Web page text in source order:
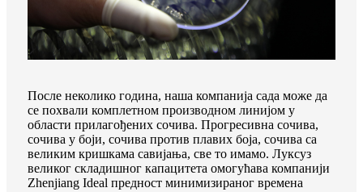
После неколико година, наша компанија сада може да
се похвали комплетном производном линијом у
области прилагођених сочива. Прогресивна сочива,
сочива у боји, сочива против плавих боја, сочива са
великим кришкама савијања, све то имамо. Луксуз
великог складишног капацитета омогућава компанији
Zhenjiang Ideal предност минимизираног времена